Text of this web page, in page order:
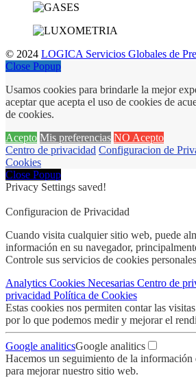
© 2024 LOGICA Servicios Globales de
Close Popup
Usamos cookies para brindarle la mejor
aceptar que acepta el uso de cookies de
de cookies.
Acepto Mis preferencias NO Acepto
Centro de privacidad Configuracion de
Cookies
Close Popup
Privacy Settings saved!
Configuracion de Privacidad
Cuando visita cualquier sitio web, puede
información en su navegador,
Controle sus servicios de cookies
Analytics Cookies Necesarias Centro de
privacidad Política de Cookies
Estas cookies nos permiten contar las
por lo que podemos medir y mejorar el
Google analiticsGoogle analitics
Hacemos un seguimiento de la
para mejorar nuestro sitio web.